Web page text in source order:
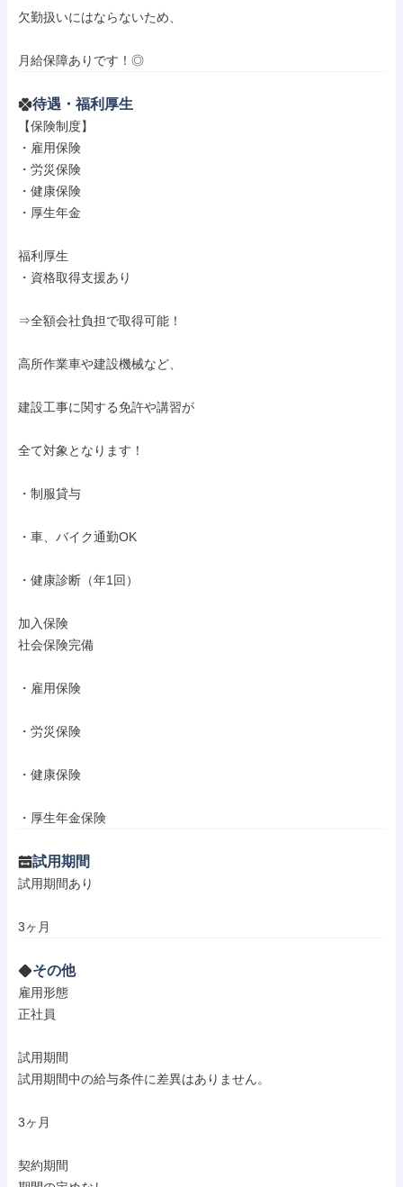
欠勤扱いにはならないため、
月給保障ありです！◎
待遇・福利厚生
【保険制度】
・雇用保険
・労災保険
・健康保険
・厚生年金
福利厚生
・資格取得支援あり
⇒全額会社負担で取得可能！
高所作業車や建設機械など、
建設工事に関する免許や講習が
全て対象となります！
・制服貸与
・車、バイク通勤OK
・健康診断（年1回）
加入保険
社会保険完備
・雇用保険
・労災保険
・健康保険
・厚生年金保険
試用期間
試用期間あり
3ヶ月
その他
雇用形態
正社員
試用期間
試用期間中の給与条件に差異はありません。
3ヶ月
契約期間